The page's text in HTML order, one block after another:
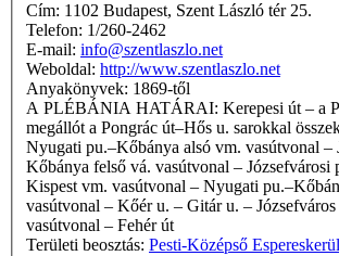
Cím: 1102 Budapest, Szent László tér 25.
Telefon: 1/260-2462
E-mail: info@szentlaszlo.net
Weboldal: http://www.szentlaszlo.net
Anyakönyvek: 1869-től
A PLÉBÁNIA HATÁRAI: Kerepesi út – a Pillangó u. metró
megállót a Pongrác út–Hős u. sarokkal
Nyugati pu.–Kőbánya alsó vm. vasútvonal –
Kőbánya felső vá. vasútvonal – Józsefvárosi
Kispest vm. vasútvonal – Nyugati
vasútvonal – Kőér u. – Gitár u. –
vasútvonal – Fehér út
Területi beosztás: Pesti-Középső